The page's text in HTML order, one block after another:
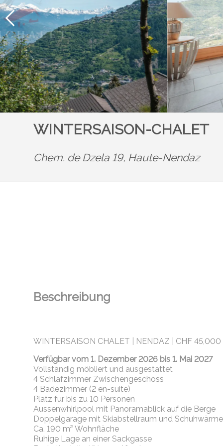
WINTERSAISON-CHALET
Chem. de Dzela 19, Haute-Nendaz
Beschreibung
WINTERSAISON CHALET | NENDAZ | CHF 45,000
Verfügbar vom 1. Dezember 2026 bis 1. Mai 2027
Vollständig möbliert und ausgestattet
4 Schlafzimmer Zwischengeschoss
4 Badezimmer (2 en-suite)
Platz für bis zu 10 Personen
Aussenwhirlpool mit Panoramablick auf die Berge
Doppelgarage mit Skiabstellraum und
Ca. 190 m² Wohnfläche
Ruhige Lage an einer Sackgasse